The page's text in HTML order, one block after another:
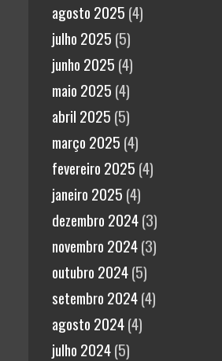
agosto 2025 (4)
julho 2025 (5)
junho 2025 (4)
maio 2025 (4)
abril 2025 (5)
março 2025 (4)
fevereiro 2025 (4)
janeiro 2025 (4)
dezembro 2024(3)
novembro 2024(3)
outubro 2024(5)
setembro 2024(4)
agosto 2024(4)
julho 2024(5)